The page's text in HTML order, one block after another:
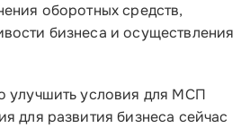
оборотных средств,
бизнеса и осуществления
улучшить условия для МСП
для развития бизнеса сейчас